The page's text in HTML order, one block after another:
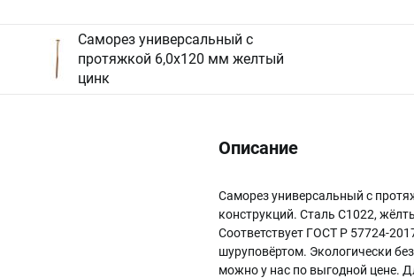
Саморез универсальный с
протяжкой 6,0х120 мм желтый
цинк
Описание
Саморез универсальный с
конструкций. Сталь C1022,
Соответствует ГОСТ Р 57724-
шуруповёртом. Экологически
можно у нас по выгодной цене.